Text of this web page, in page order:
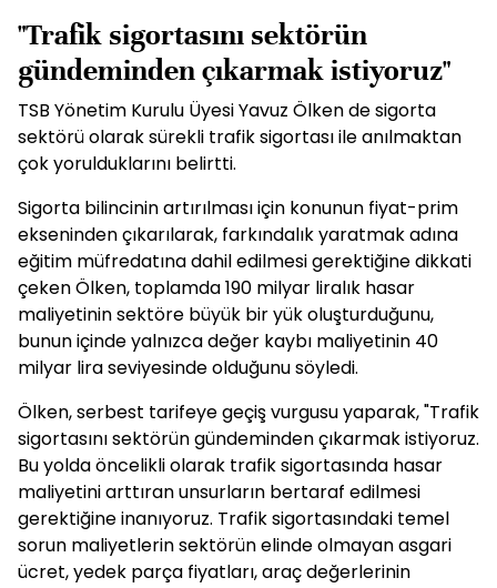
"Trafik sigortasını sektörün
gündeminden çıkarmak istiyoruz"
TSB Yönetim Kurulu Üyesi Yavuz Ölken de sigorta
sektörü olarak sürekli trafik sigortası ile anılmaktan
çok yorulduklarını belirtti.
Sigorta bilincinin artırılması için konunun fiyat-prim
ekseninden çıkarılarak, farkındalık yaratmak adına
eğitim müfredatına dahil edilmesi gerektiğine dikkati
çeken Ölken, toplamda 190 milyar liralık hasar
maliyetinin sektöre büyük bir yük oluşturduğunu,
bunun içinde yalnızca değer kaybı maliyetinin 40
milyar lira seviyesinde olduğunu söyledi.
Ölken, serbest tarifeye geçiş vurgusu yaparak, "Trafik
sigortasını sektörün gündeminden çıkarmak istiyoruz.
Bu yolda öncelikli olarak trafik sigortasında hasar
maliyetini arttıran unsurların bertaraf edilmesi
gerektiğine inanıyoruz. Trafik sigortasındaki temel
sorun maliyetlerin sektörün elinde olmayan asgari
ücret, yedek parça fiyatları, araç değerlerinin